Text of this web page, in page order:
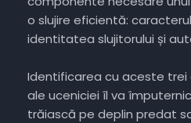
o slujire eficientă:
identitatea slujitorului și
Identificarea cu aceste
ale uceniciei îl va
trăiască pe deplin predat